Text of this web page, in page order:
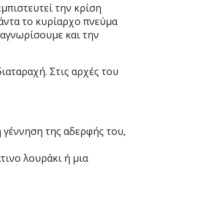
την κρίση
το κυρίαρχο πνεύμα
και την
Στις αρχές του
γέννηση της αδερφής του,
λουράκι ή μια